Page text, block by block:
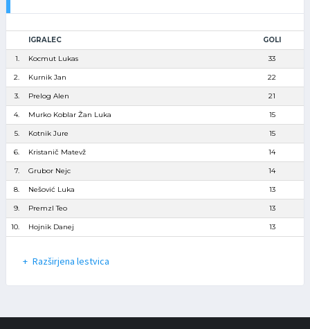
IGRALEC GOLI
1. Kocmut Lukas 33
2. Kurnik Jan 22
3. Prelog Alen 21
4. Murko Koblar Žan Luka 15
5. Kotnik Jure 15
6. Kristanič Matevž 14
7. Grubor Nejc 14
8. Nešović Luka 13
9. Premzl Teo 13
10. Hojnik Danej 13
Razširjena lestvica